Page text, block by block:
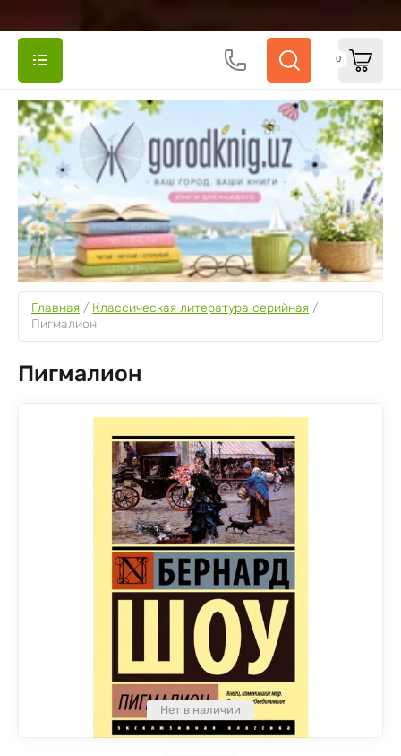
0
Главная / Классическая литература серийная
Пигмалион
Пигмалион
Нет в наличии